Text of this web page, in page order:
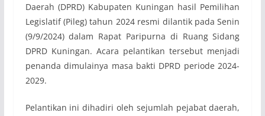
Daerah (DPRD) Kabupaten Kuningan hasil Pemilihan
Legislatif (Pileg) tahun 2024 resmi dilantik pada Senin
(9/9/2024) dalam Rapat Paripurna di Ruang Sidang
DPRD Kuningan. Acara pelantikan tersebut menjadi
penanda dimulainya masa bakti DPRD periode 2024-
2029.
Pelantikan ini dihadiri oleh sejumlah pejabat daerah,